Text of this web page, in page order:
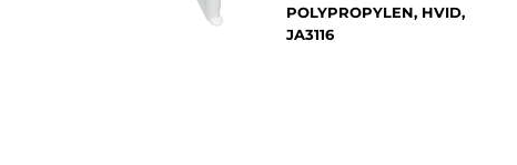
POLYPROPYLEN, HVID,
JA3116